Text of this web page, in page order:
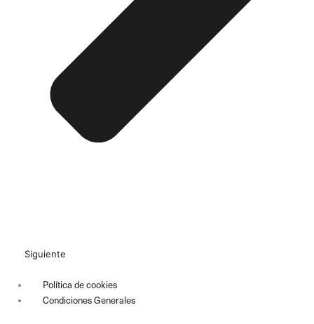
Siguiente
Política de cookies
Condiciones Generales